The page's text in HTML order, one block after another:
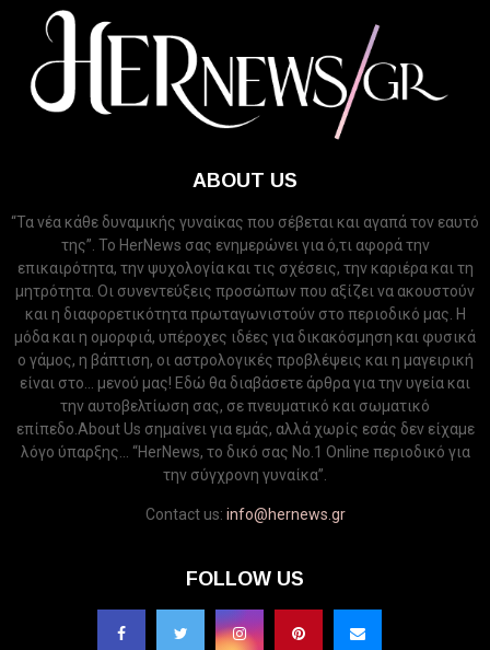
ABOUT US
“Τα νέα κάθε δυναμικής γυναίκας που σέβεται και αγαπά τον εαυτό
της”. Το HerNews σας ενημερώνει για ό,τι αφορά την
επικαιρότητα, την ψυχολογία και τις σχέσεις, την καριέρα και τη
μητρότητα. Οι συνεντεύξεις προσώπων που αξίζει να ακουστούν
και η διαφορετικότητα πρωταγωνιστούν στο περιοδικό μας. Η
μόδα και η ομορφιά, υπέροχες ιδέες για δικακόσμηση και φυσικά
ο γάμος, η βάπτιση, οι αστρολογικές προβλέψεις και η μαγειρική
είναι στο... μενού μας! Εδώ θα διαβάσετε άρθρα για την υγεία και
την αυτοβελτίωση σας, σε πνευματικό και σωματικό
επίπεδο.About Us σημαίνει για εμάς, αλλά χωρίς εσάς δεν είχαμε
λόγο ύπαρξης... “HerNews, το δικό σας Νo.1 Online περιοδικό για
την σύγχρονη γυναίκα”.
Contact us: info@hernews.gr
FOLLOW US